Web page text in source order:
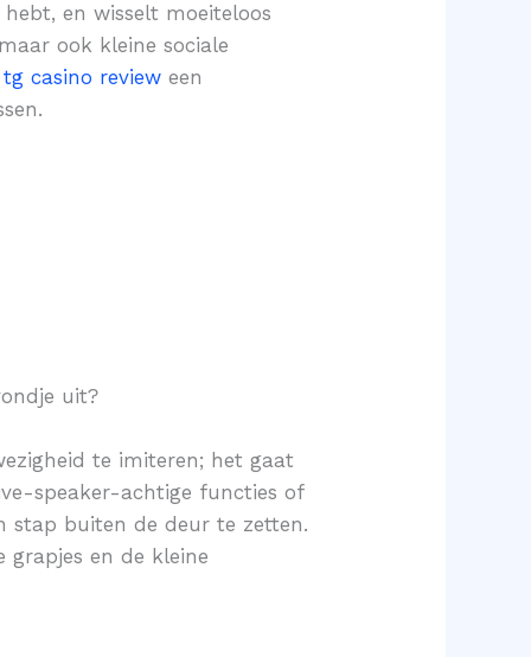
en wisselt moeiteloos
ook kleine sociale
tg casino review een
uit?
te imiteren; het gaat
speaker-achtige functies of
stap buiten de deur te zetten.
grapjes en de kleine